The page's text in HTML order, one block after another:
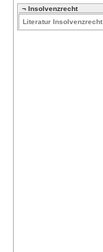
¬ Insolvenzrecht
Literatur Insolvenzrecht